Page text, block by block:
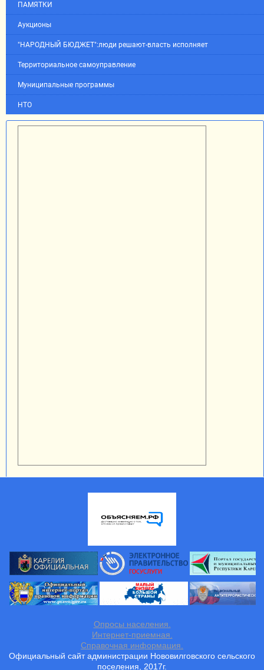
ПАМЯТКИ
Аукционы
"НАРОДНЫЙ БЮДЖЕТ":люди решают-власть исполняет
Территориальное самоуправление
Муниципальные программы
НТО
Опросы населения.
Интернет-приемная.
Справочная информация.
Официальный сайт администрации Нововилговского сельского
поселения, 2017г.